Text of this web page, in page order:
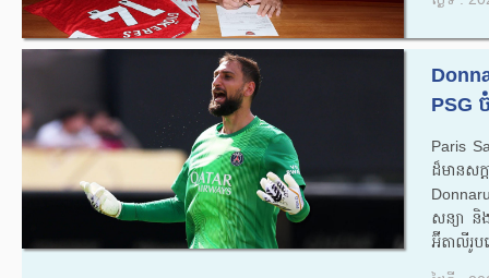
PSG
Paris
ដ៏មាន
សន្យា និង
អ៊ីតាលីរូប